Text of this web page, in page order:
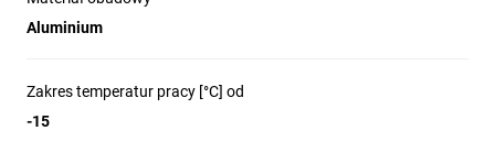
Aluminium
Zakres temperatur pracy [°C] od
-15